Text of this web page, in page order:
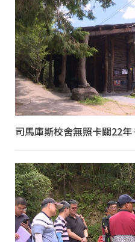
司馬庫斯校舍無照卡關22